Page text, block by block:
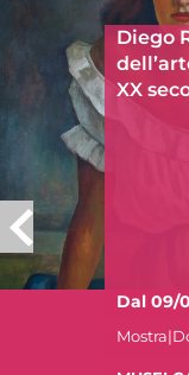
Diego
XX
Dal 09/